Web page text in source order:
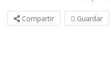
Compartir Guardar